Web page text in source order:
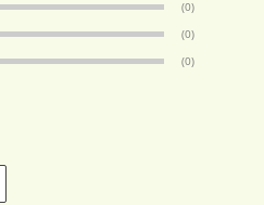
(0)
(0)
(0)